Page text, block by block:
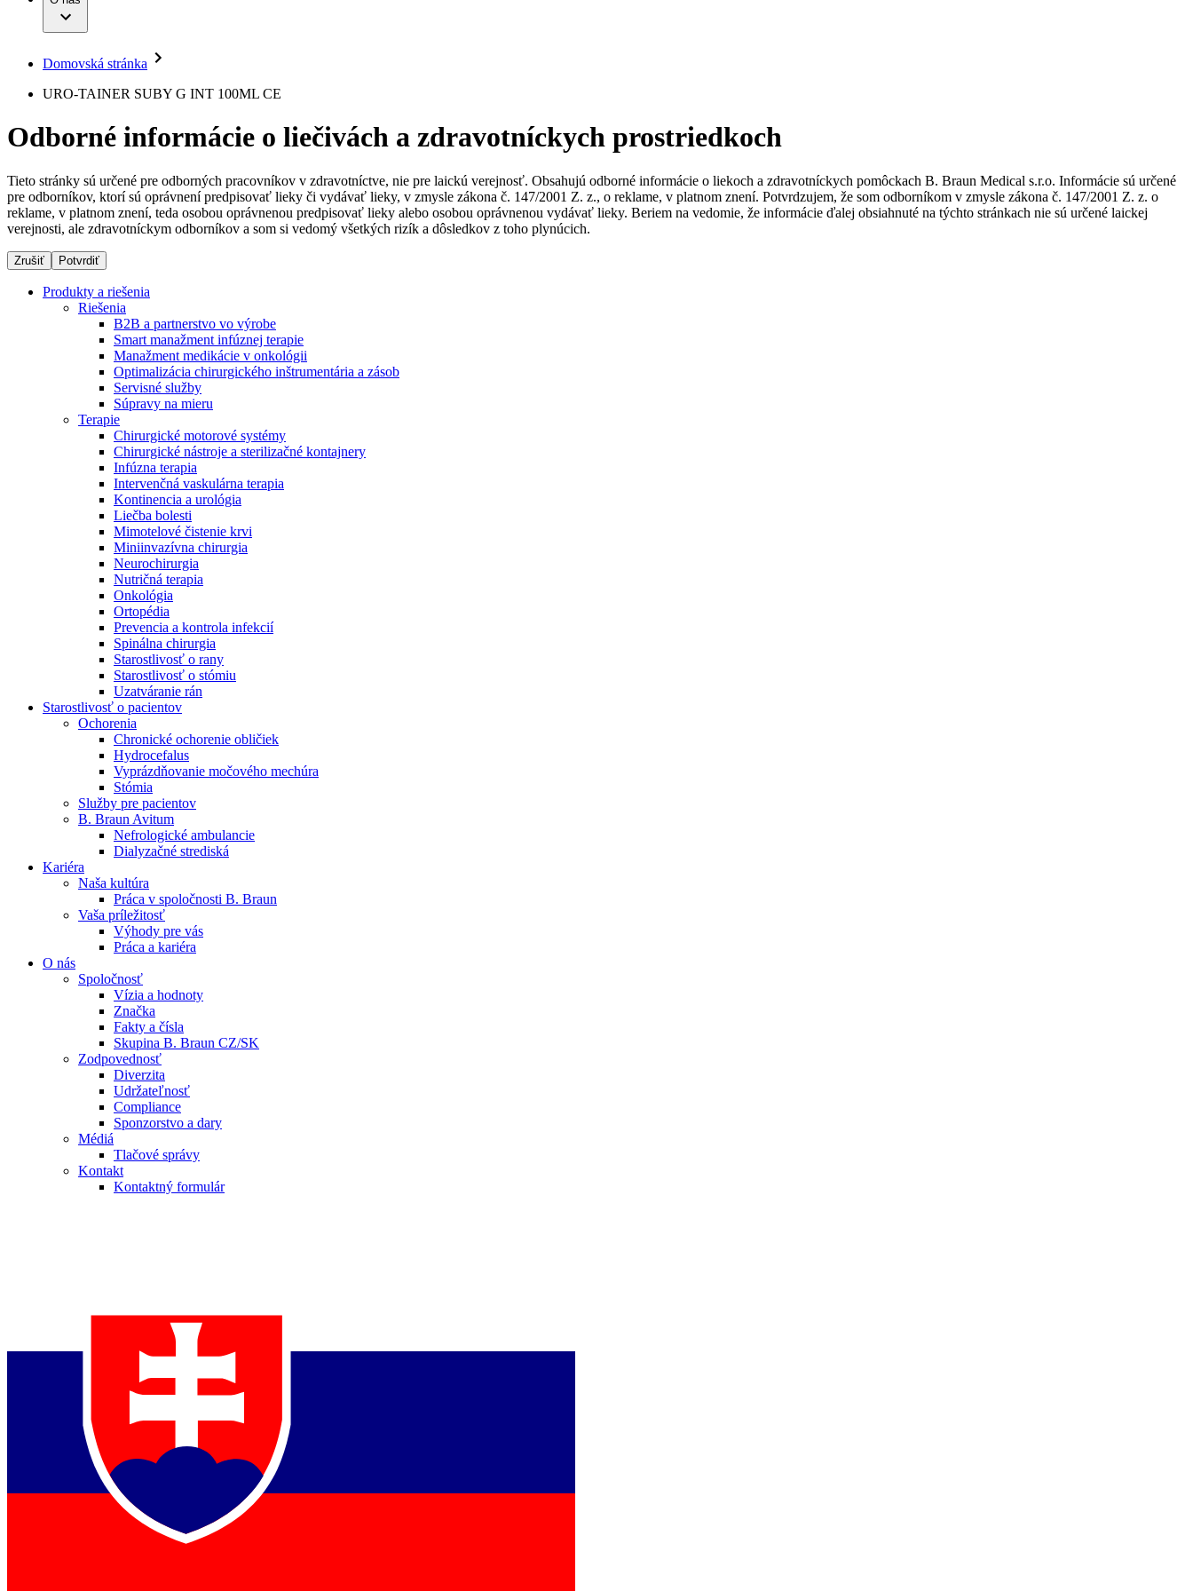
Liečba bolesti
Mimotelové čistenie krvi
Neurochirurgia
Onkológia
Ortopédia
Spinálna chirurgia
Starostlivosť o rany
Starostlivosť o stómiu
Uzatváranie rán
Terapie
Produktový katalóg​
Objavte naše produkty. ​Navštívte produktový katalóg B. Braun​ s našim kompletným produktovým portfóliom.​
Ochorenia
Služby pre pacientov
Dialyzačné strediská
B. Braun Avitum poskytuje kvalitnú dialyzačnú starostlivosť vo všetkých svojich strediskách na Slovensku. Viac informácií nájdete na stránke jednotlivých stredísk.
Vaša príležitosť
Nájdite si prácu u nás​
Objavte svoje kariérne príležitosti ​v B. Braun. Vyhľadajte náš trh práce​ pre zaujímavé pozície na Slovensku.​
Médiá
Tlačové správy
Kontakt
Spoločnosť
Zodpovednosť
Médiá
Kontakt
Kontakt
Zostaňte v dialógu s B. Braun. Kontaktujte nás.
Domovská stránka
URO-TAINER SUBY G INT 100ML CE
Odborné informácie o liečivách a zdravotníckych prostriedkoch
Tieto stránky sú určené pre odborných pracovníkov v zdravotníctve, nie pre laickú verejnosť. Obsahujú odborné informácie o liekoch a zdravotníckych pomôckach B. Braun Medical s.r.o. Informácie sú určené
pre odborníkov, ktorí sú oprávnení predpisovať lieky či vydávať lieky, v zmysle zákona č. 147/2001 Z. z., o reklame, v platnom znení. Potvrdzujem, že som odborníkom v zmysle zákona č. 147/2001 Z. z. o
reklame, v platnom znení, teda osobou oprávnenou predpisovať lieky alebo osobou oprávnenou vydávať lieky. Beriem na vedomie, že informácie ďalej obsiahnuté na týchto stránkach nie sú určené laickej
verejnosti, ale zdravotníckym odborníkov a som si vedomý všetkých rizík a dôsledkov z toho plynúcich.
Zrušiť Potvrdiť
Produkty a riešenia
Riešenia
B2B a partnerstvo vo výrobe
Smart manažment infúznej terapie
Manažment medikácie v onkológii
Optimalizácia chirurgického inštrumentária a zásob
Servisné služby
Súpravy na mieru
Terapie
Chirurgické motorové systémy
Chirurgické nástroje a sterilizačné kontajnery
Infúzna terapia
Intervenčná vaskulárna terapia
Kontinencia a urológia
Liečba bolesti
Mimotelové čistenie krvi
Miniinvazívna chirurgia
Neurochirurgia
Nutričná terapia
Onkológia
Ortopédia
Prevencia a kontrola infekcií
Spinálna chirurgia
Starostlivosť o rany
Starostlivosť o stómiu
Uzatváranie rán
Starostlivosť o pacientov
Ochorenia
Chronické ochorenie obličiek
Hydrocefalus
Vyprázdňovanie močového mechúra
Stómia
Služby pre pacientov
B. Braun Avitum
Nefrologické ambulancie
Dialyzačné strediská
Kariéra
Naša kultúra
Práca v spoločnosti B. Braun
Vaša príležitosť
Výhody pre vás
Práca a kariéra
O nás
Spoločnosť
Vízia a hodnoty
Značka
Fakty a čísla
Skupina B. Braun CZ/SK
Zodpovednosť
Diverzita
Udržateľnosť
Compliance
Sponzorstvo a dary
Médiá
Tlačové správy
Kontakt
Kontaktný formulár